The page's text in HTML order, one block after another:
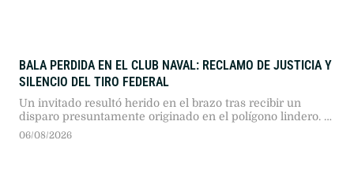
BALA PERDIDA EN EL CLUB NAVAL: RECLAMO DE JUSTICIA Y
SILENCIO DEL TIRO FEDERAL
Un invitado resultó herido en el brazo tras recibir un
disparo presuntamente originado en el polígono lindero. A
pesar de la carta documento enviada y de la causa
06/08/2026